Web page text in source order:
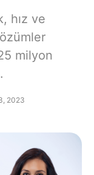
hız ve
milyon
2023